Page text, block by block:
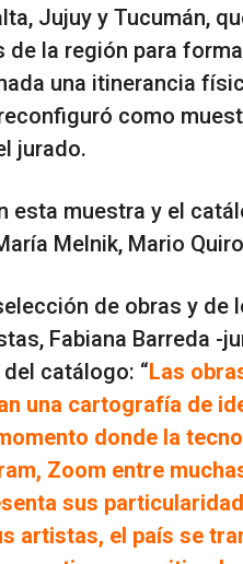
Jujuy y Tucumán,
la región para
una itinerancia
como
jurado.
esta muestra y el
Melnik, Mario
de obras y de
Fabiana Barreda -
catálogo: “Las
una cartografía de
donde la
Zoom entre
sus
artistas, el país se